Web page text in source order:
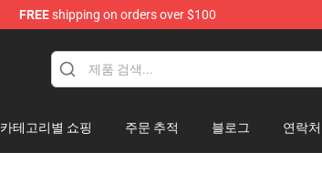
FREEshipping on orders over $100
카테고리별 쇼핑 주문 추적 블로그 연락처